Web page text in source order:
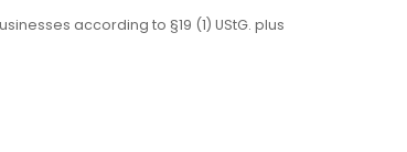
according to §19 (1) UStG. plus